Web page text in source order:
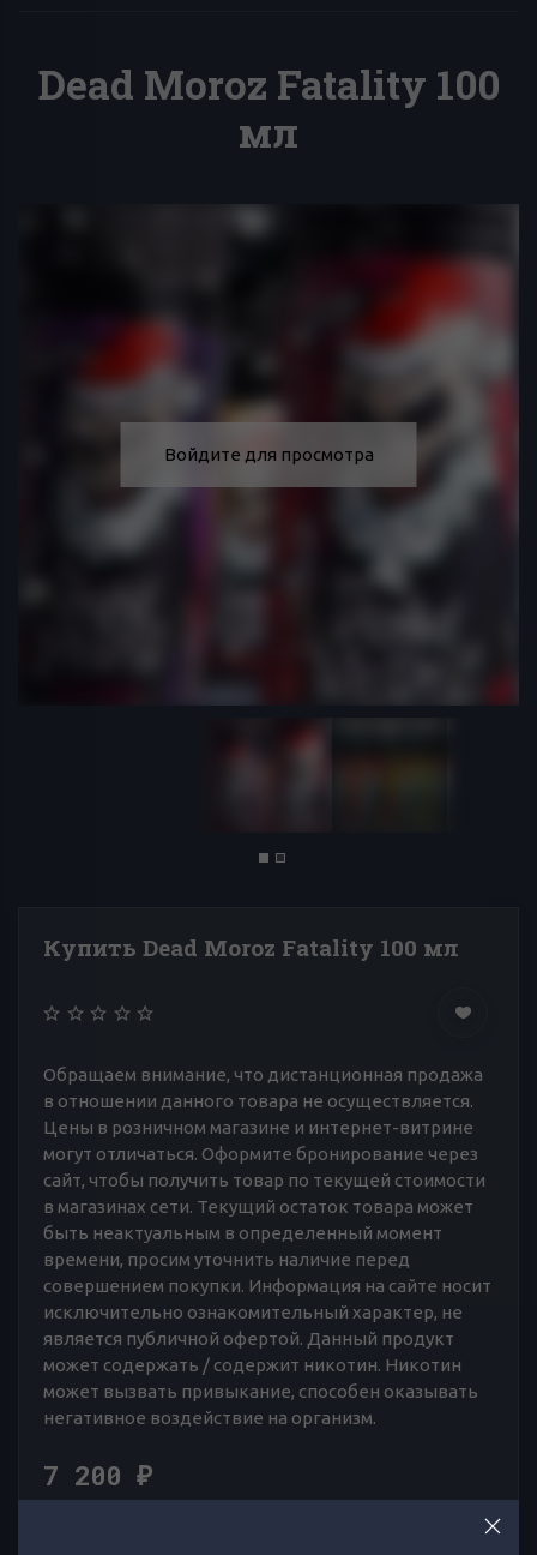
Dead Moroz Fatality 100
мл
Войдите для просмотра
Купить Dead Moroz Fatality 100 мл
Обращаем внимание, что дистанционная продажа
в отношении данного товара не осуществляется.
Цены в розничном магазине и интернет-витрине
могут отличаться. Оформите бронирование через
сайт, чтобы получить товар по текущей стоимости
в магазинах сети. Текущий остаток товара может
быть неактуальным в определенный момент
времени, просим уточнить наличие перед
совершением покупки. Информация на сайте носит
исключительно ознакомительный характер, не
является публичной офертой. Данный продукт
может содержать / содержит никотин. Никотин
может вызвать привыкание, способен оказывать
негативное воздействие на организм.
7 200 ₽